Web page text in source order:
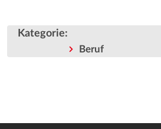
Kategorie:
Beruf